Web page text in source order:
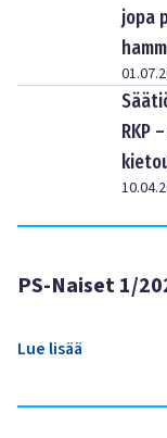
jopa
RKP
PS-Naiset 1/
Lue lisää